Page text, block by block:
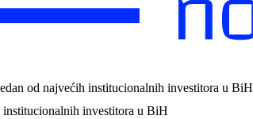
od najvećih institucionalnih investitora u BiH
investitora u BiH